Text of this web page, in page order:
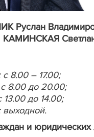
Руслан
КАМИНСКАЯ
8.00 – 17.00;
8.00 до 20.00;
до 14.00;
выходной.
и юридических